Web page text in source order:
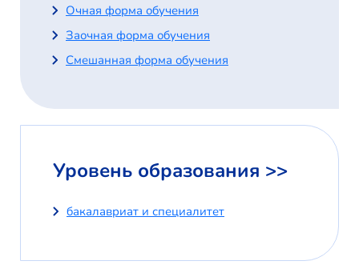
Очная форма обучения
Заочная форма обучения
Смешанная форма обучения
Уровень образования >>
бакалавриат и специалитет